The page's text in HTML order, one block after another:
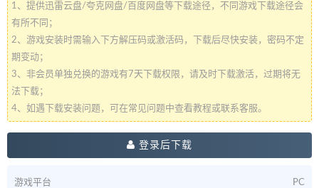
1、提供迅雷云盘/夸克网盘/百度网盘等下载途径，不同游戏下载途径会
有所不同；
2、游戏安装时需输入下方解压码或激活码，下载后尽快安装，密码不定
期变动；
3、非会员单独兑换的游戏有7天下载权限，请及时下载激活，过期将无
法下载；
4、如遇下载安装问题，可在常见问题中查看教程或联系客服。
登录后下载
游戏平台 PC